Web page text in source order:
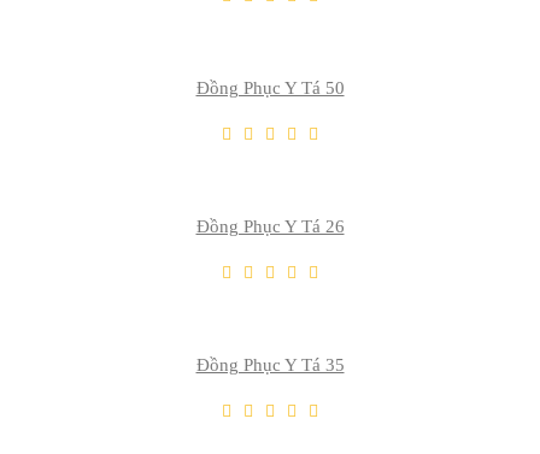
Đồng Phục Y Tá 50
Đồng Phục Y Tá 26
THÊM VÀO GIỎ
Đồng Phục Y Tá 35
THÊM VÀO GIỎ
THÊM VÀO GIỎ